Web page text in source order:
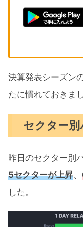
決算発表シーズン
たに慣れておきま
セクター
昨日のセクター別
5セクターが上昇、
した。